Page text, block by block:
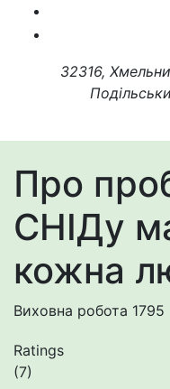
32316,
Про
СНІДу
кожна
Виховна робота 1795
Ratings
(7)